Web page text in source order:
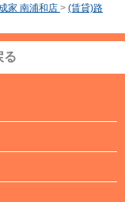
家 南浦和店 > (賃貸)路
る